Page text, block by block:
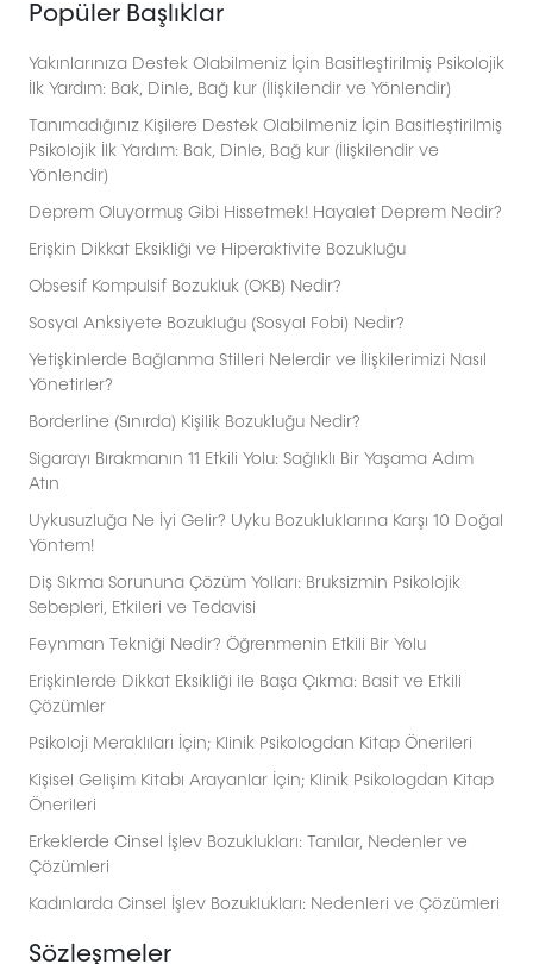
Popüler Başlıklar
Yakınlarınıza Destek Olabilmeniz İçin Basitleştirilmiş Psikolojik
İlk Yardım: Bak, Dinle, Bağ kur (İlişkilendir ve Yönlendir)
Tanımadığınız Kişilere Destek Olabilmeniz İçin Basitleştirilmiş
Psikolojik İlk Yardım: Bak, Dinle, Bağ kur (İlişkilendir ve
Yönlendir)
Deprem Oluyormuş Gibi Hissetmek! Hayalet Deprem Nedir?
Erişkin Dikkat Eksikliği ve Hiperaktivite Bozukluğu
Obsesif Kompulsif Bozukluk (OKB) Nedir?
Sosyal Anksiyete Bozukluğu (Sosyal Fobi) Nedir?
Yetişkinlerde Bağlanma Stilleri Nelerdir ve İlişkilerimizi Nasıl
Yönetirler?
Borderline (Sınırda) Kişilik Bozukluğu Nedir?
Sigarayı Bırakmanın 11 Etkili Yolu: Sağlıklı Bir Yaşama Adım
Atın
Uykusuzluğa Ne İyi Gelir? Uyku Bozukluklarına Karşı 10 Doğal
Yöntem!
Diş Sıkma Sorununa Çözüm Yolları: Bruksizmin Psikolojik
Sebepleri, Etkileri ve Tedavisi
Feynman Tekniği Nedir? Öğrenmenin Etkili Bir Yolu
Erişkinlerde Dikkat Eksikliği ile Başa Çıkma: Basit ve Etkili
Çözümler
Psikoloji Meraklıları İçin; Klinik Psikologdan Kitap Önerileri
Kişisel Gelişim Kitabı Arayanlar İçin; Klinik Psikologdan Kitap
Önerileri
Erkeklerde Cinsel İşlev Bozuklukları: Tanılar, Nedenler ve
Çözümleri
Kadınlarda Cinsel İşlev Bozuklukları: Nedenleri ve Çözümleri
Sözleşmeler